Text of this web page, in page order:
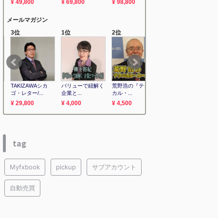
tag
Myfxbook pickup サブアカウント
自動売買